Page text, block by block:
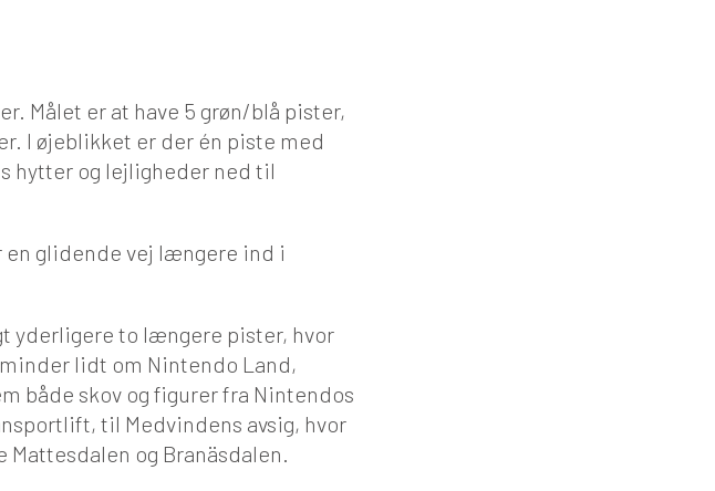
Målet er at have 5 grøn/blå pister,
I øjeblikket er der én piste med
hytter og lejligheder ned til
en glidende vej længere ind i
yderligere to længere pister, hvor
lidt om Nintendo Land,
både skov og figurer fra Nintendos
til Medvindens avsig, hvor
og Branäsdalen.